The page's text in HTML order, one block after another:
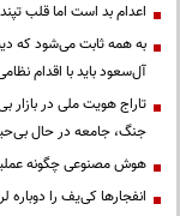
اعدام بد است اما قلب
به همه ثابت می‌شود که
آل‌سعود باید با اقدام
تاراج هویت ملی در
جنگ، جامعه در حال
هوش مصنوعی چگونه
انفجارها کی‌یف را دوباره